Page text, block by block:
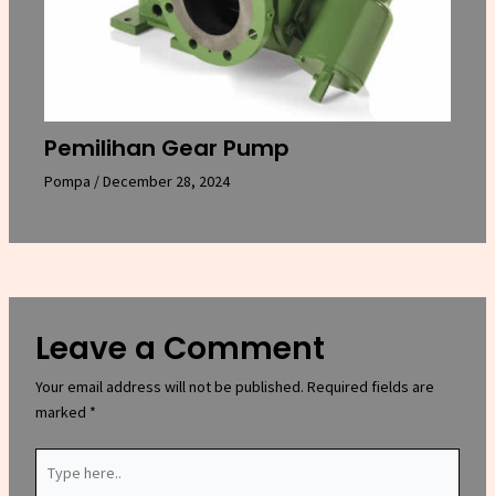
Pemilihan Gear Pump
Pompa /December 28, 2024
Leave a Comment
Your email address will not be published. Required fields are
marked *
here..